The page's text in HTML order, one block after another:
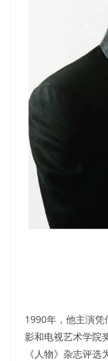
1990年，他主演
影和电视艺术学院
《人物》杂志评选